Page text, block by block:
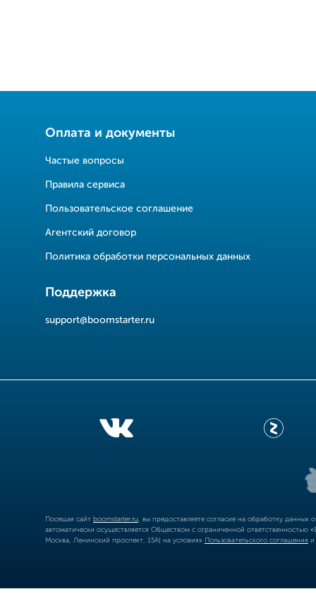
Оплата и документы
Частые вопросы
Правила сервиса
Пользовательское соглашение
Агентский договор
Политика обработки персональных данных
Поддержка
support@boomstarter.ru
Посещая сайт boomstarter.ru , вы предоставляете согласие на обработку
автоматически осуществляется Обществом с ограниченной
Москва, Ленинский проспект, 15А) на условиях Пользовательского соглашения и